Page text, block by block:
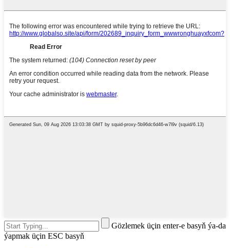
Gözlemek üçin enter-e basyň ýa-da
ýapmak üçin ESC basyň